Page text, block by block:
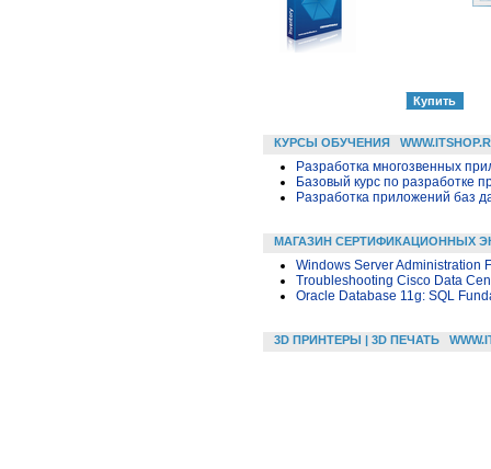
КУРСЫ ОБУЧЕНИЯ
Разработка многозвенных
Базовый курс по разработке
Разработка приложений баз
МАГАЗИН СЕРТИФИКАЦИОННЫХ
Windows Server Administration
Troubleshooting Cisco Data
Oracle Database 11g: SQL
3D ПРИНТЕРЫ | 3D ПЕЧАТЬ